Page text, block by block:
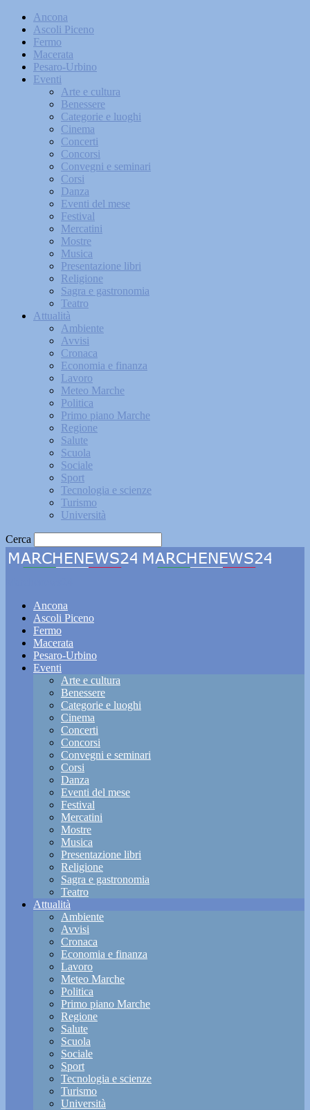
Ancona
Ascoli Piceno
Fermo
Macerata
Pesaro-Urbino
Eventi
Arte e cultura
Benessere
Categorie e luoghi
Cinema
Concerti
Concorsi
Convegni e seminari
Corsi
Danza
Eventi del mese
Festival
Mercatini
Mostre
Musica
Presentazione libri
Religione
Sagra e gastronomia
Teatro
Attualità
Ambiente
Avvisi
Cronaca
Economia e finanza
Lavoro
Meteo Marche
Politica
Primo piano Marche
Regione
Salute
Scuola
Sociale
Sport
Tecnologia e scienze
Turismo
Università
Cerca
Ancona
Ascoli Piceno
Fermo
Macerata
Pesaro-Urbino
Eventi
Arte e cultura
Benessere
Categorie e luoghi
Cinema
Concerti
Concorsi
Convegni e seminari
Corsi
Danza
Eventi del mese
Festival
Mercatini
Mostre
Musica
Presentazione libri
Religione
Sagra e gastronomia
Teatro
Attualità
Ambiente
Avvisi
Cronaca
Economia e finanza
Lavoro
Meteo Marche
Politica
Primo piano Marche
Regione
Salute
Scuola
Sociale
Sport
Tecnologia e scienze
Turismo
Università